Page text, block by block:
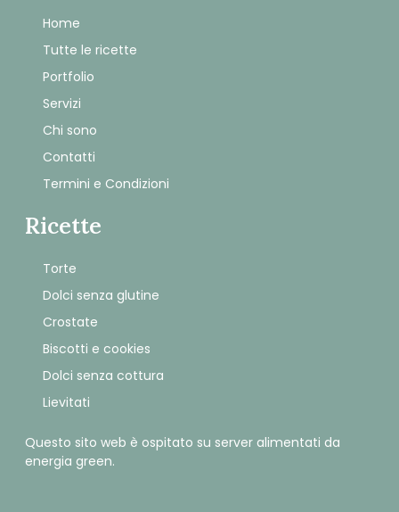
Home
Tutte le ricette
Portfolio
Servizi
Chi sono
Contatti
Termini e Condizioni
Ricette
Torte
Dolci senza glutine
Crostate
Biscotti e cookies
Dolci senza cottura
Lievitati
Questo sito web è ospitato su server alimentati da
energia green.